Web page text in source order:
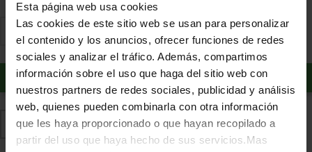
Esta página web usa cookies
Las cookies de este sitio web se usan para personalizar
el contenido y los anuncios, ofrecer funciones de redes
sociales y analizar el tráfico. Además, compartimos
información sobre el uso que haga del sitio web con
nuestros partners de redes sociales, publicidad y análisis
web, quienes pueden combinarla con otra información
que les haya proporcionado o que hayan recopilado a
partir del uso que haya hecho de sus servicios.Mas
Añadir al carrito
Añadir a favoritos Comparte